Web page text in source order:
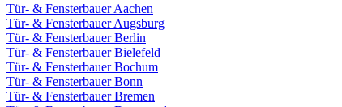
Tür- & Fensterbauer Aachen
Tür- & Fensterbauer Augsburg
Tür- & Fensterbauer Berlin
Tür- & Fensterbauer Bielefeld
Tür- & Fensterbauer Bochum
Tür- & Fensterbauer Bonn
Tür- & Fensterbauer Bremen